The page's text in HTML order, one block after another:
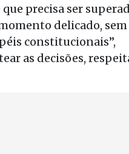
precisa ser
delicado, sem
constitucionais”,
as decisões,